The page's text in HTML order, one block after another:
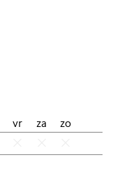
vr za
zo